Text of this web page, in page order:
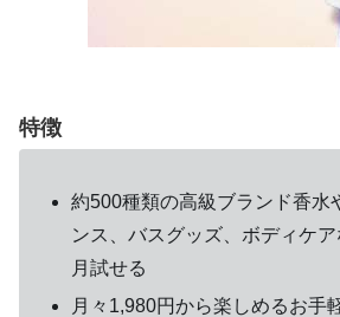
特徴
約500種類の高級ブランド香水
ンス、バスグッズ、ボディケ
月試せる
月々1,980円から楽しめるお手